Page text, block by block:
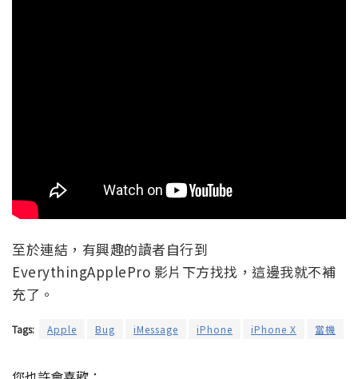
至於連結，有興趣的讀者自行到
EverythingApplePro 影片下方找找，這邊我就不補
充了。
Tags: Apple Bug iMessage iPhone iPhone X 當機